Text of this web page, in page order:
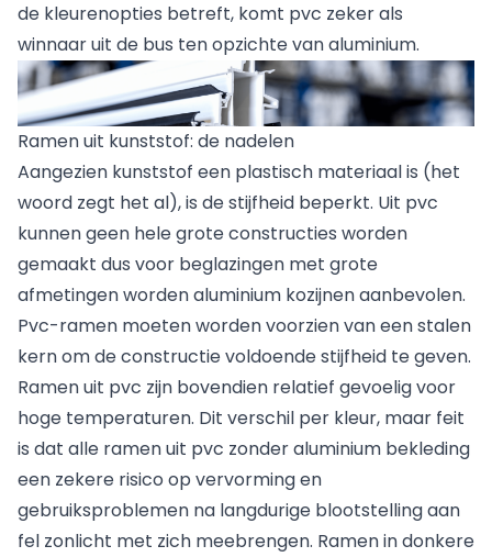
de kleurenopties betreft, komt pvc zeker als
winnaar uit de bus ten opzichte van aluminium.
Ramen uit kunststof: de nadelen
Aangezien kunststof een plastisch materiaal is (het
woord zegt het al), is de stijfheid beperkt. Uit pvc
kunnen geen hele grote constructies worden
gemaakt dus voor beglazingen met grote
afmetingen worden aluminium kozijnen aanbevolen.
Pvc-ramen moeten worden voorzien van een stalen
kern om de constructie voldoende stijfheid te geven.
Ramen uit pvc zijn bovendien relatief gevoelig voor
hoge temperaturen. Dit verschil per kleur, maar feit
is dat alle ramen uit pvc zonder aluminium bekleding
een zekere risico op vervorming en
gebruiksproblemen na langdurige blootstelling aan
fel zonlicht met zich meebrengen. Ramen in donkere